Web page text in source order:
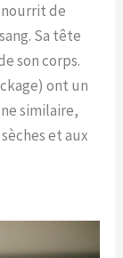
nourrit de
Sa tête
son corps.
ont un
similaire,
et aux